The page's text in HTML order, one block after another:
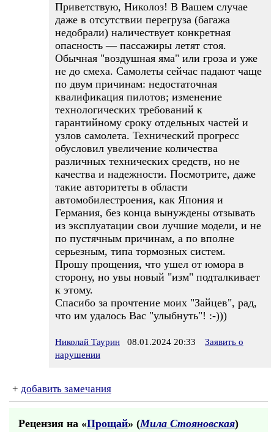
Приветствую, Николоз! В Вашем случае
даже в отсутствии перегруза (багажа
недобрали) наличествует конкретная
опасность — пассажиры летят стоя.
Обычная "воздушная яма" или гроза и уже
не до смеха. Самолеты сейчас падают чаще
по двум причинам: недостаточная
квалификация пилотов; изменение
технологических требований к
гарантийному сроку отдельных частей и
узлов самолета. Технический прогресс
обусловил увеличение количества
различных технических средств, но не
качества и надежности. Посмотрите, даже
такие авторитеты в области
автомобилестроения, как Япония и
Германия, без конца вынуждены отзывать
из эксплуатации свои лучшие модели, и не
по пустячным причинам, а по вполне
серьезным, типа тормозных систем.
Прошу прощения, что ушел от юмора в
сторону, но увы новый "изм" подталкивает
к этому.
Спасибо за прочтение моих "Зайцев", рад,
что им удалось Вас "улыбнуть"! :-)))
Николай Таурин 08.01.2024 20:33
Заявить о
нарушении
+ добавить замечания
Рецензия на «Прощай» (Мила Стояновская)